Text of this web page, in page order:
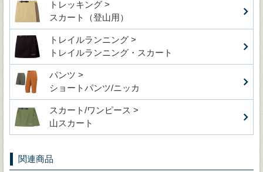
トレッキング >
スカート（登山用）
トレイルランニング >
トレイルランニング・スカート
パンツ >
ショートパンツ/ニッカ
スカート/ワンピース >
山スカート
関連商品